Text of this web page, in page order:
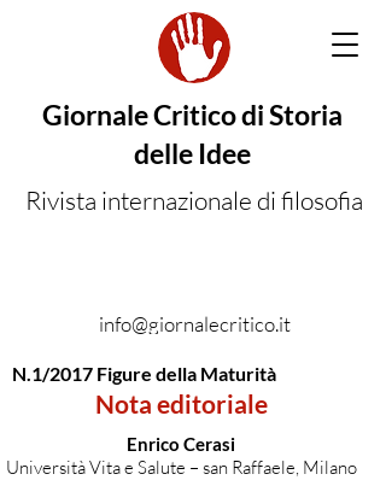
Giornale Critico di Storia
delle Idee
Rivista internazionale di filosofia
info@giornalecritico.it
N.1/2017 Figure della Maturità
Nota editoriale
Enrico Cerasi
Università Vita e Salute – san Raffaele, Milano